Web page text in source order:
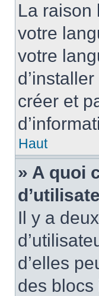
La raison
votre
votre
créer et
Haut
» A quoi
Il y a
d’elles
des